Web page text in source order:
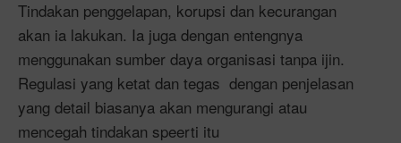
Tindakan penggelapan, korupsi dan kecurangan
akan ia lakukan. Ia juga dengan entengnya
menggunakan sumber daya organisasi tanpa ijin.
Regulasi yang ketat dan tegas dengan penjelasan
yang detail biasanya akan mengurangi atau
mencegah tindakan speerti itu